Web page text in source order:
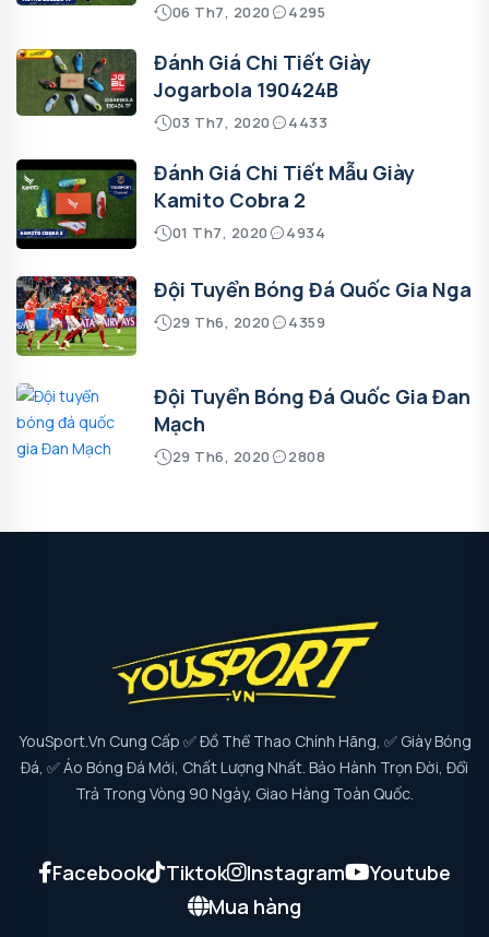
06 Th7, 2020 4295
Đánh Giá Chi Tiết Giày
Jogarbola 190424B
03 Th7, 2020 4433
Đánh Giá Chi Tiết Mẫu Giày
Kamito Cobra 2
01 Th7, 2020 4934
Đội Tuyển Bóng Đá Quốc Gia Nga
29 Th6, 2020 4359
Đội Tuyển Bóng Đá Quốc Gia Đan
Mạch
29 Th6, 2020 2808
YouSport.vn Cung Cấp ✅ Đồ Thể Thao Chính Hãng, ✅ Giày Bóng
Đá, ✅ Áo Bóng Đá Mới, Chất Lượng Nhất. Bảo Hành Trọn Đời, Đổi
Trả Trong Vòng 90 Ngày, Giao Hàng Toàn Quốc.
Facebook Tiktok Instagram
Youtube
Mua hàng